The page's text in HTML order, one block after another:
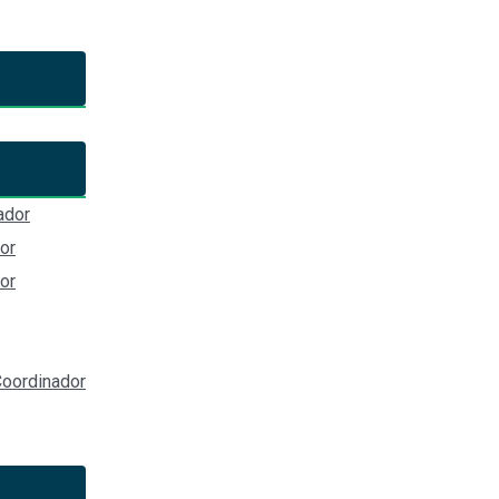
los avances en el Programa
y su modelo de
de la Política Nacional Anticorrupción y su